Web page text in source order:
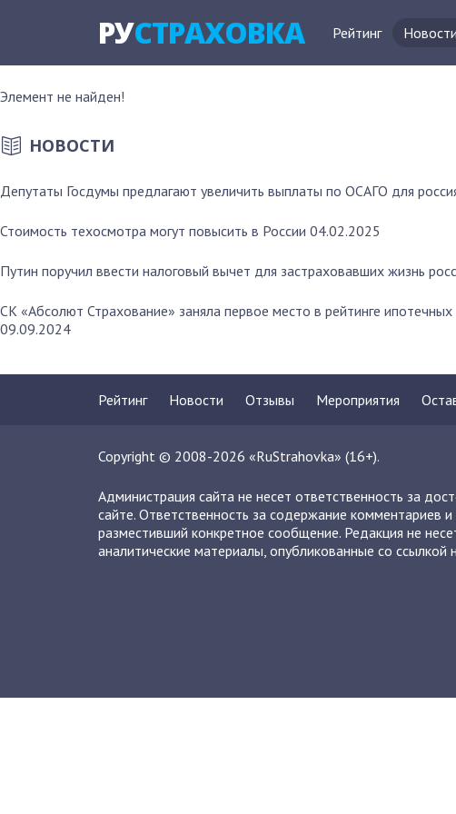
РУСТРАХОВКА Рейтинг Новости
Элемент не найден!
НОВОСТИ
Депутаты Госдумы предлагают увеличить выплаты по ОСАГО для
Стоимость техосмотра могут повысить в России 04.02.2025
Путин поручил ввести налоговый вычет для застраховавших жизнь
СК «Абсолют Страхование» заняла первое место в рейтинге
09.09.2024
Рейтинг Новости Отзывы Мероприятия
Copyright © 2008-2026 «RuStrahovka» (16+).
Администрация сайта не несет ответственность за
сайте. Ответственность за содержание комментариев
разместивший конкретное сообщение. Редакция не
аналитические материалы, опубликованные со ссылкой